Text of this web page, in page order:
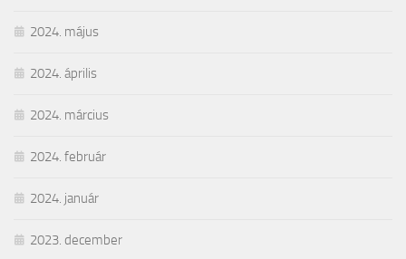
2024. május
2024. április
2024. március
2024. február
2024. január
2023. december